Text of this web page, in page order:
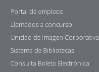
Portal de empleos
Llamados a concurso
Unidad de Imagen Corporativa
Sistema de Bibliotecas
Consulta Boleta Electrónica